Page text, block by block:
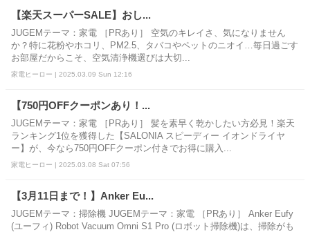
【楽天スーパーSALE】おし...
JUGEMテーマ：家電 ［PRあり］ 空気のキレイさ、気になりません
か？特に花粉やホコリ、PM2.5、タバコやペットのニオイ…毎日過ごす
お部屋だからこそ、空気清浄機選びは大切...
家電ヒーロー | 2025.03.09 Sun 12:16
【750円OFFクーポンあり！...
JUGEMテーマ：家電 ［PRあり］ 髪を素早く乾かしたい方必見！楽天
ランキング1位を獲得した【SALONIA スピーディー イオンドライヤ
ー】が、今なら750円OFFクーポン付きでお得に購入...
家電ヒーロー | 2025.03.08 Sat 07:56
【3月11日まで！】Anker Eu...
JUGEMテーマ：掃除機 JUGEMテーマ：家電 ［PRあり］ Anker Eufy
(ユーフィ) Robot Vacuum Omni S1 Pro (ロボット掃除機)は、掃除がも